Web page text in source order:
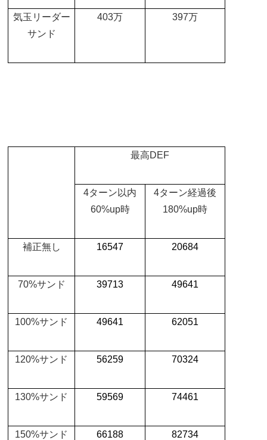
気玉リーダー
サンド
403万 397万
最高DEF
4ターン以内
60%up時
4ターン経過後
180%up時
補正無し 16547 20684
70%サンド 39713 49641
100%サンド 49641 62051
120%サンド 56259 70324
130%サンド 59569 74461
150%サンド 66188 82734